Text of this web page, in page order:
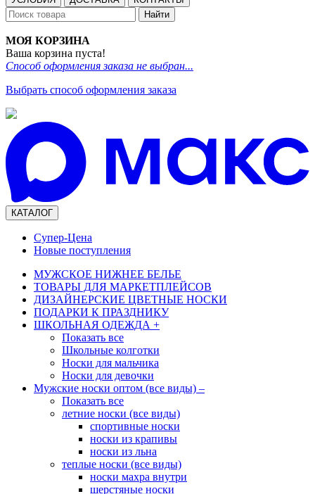
Найти
МОЯ КОРЗИНА
Ваша корзина пуста!
Способ оформления заказа не выбран...
Выбрать способ оформления заказа
КАТАЛОГ
Супер-Цена
Новые поступления
МУЖСКОЕ НИЖНЕЕ БЕЛЬЕ
ТОВАРЫ ДЛЯ МАРКЕТПЛЕЙСОВ
ДИЗАЙНЕРСКИЕ ЦВЕТНЫЕ НОСКИ
ПОДАРКИ К ПРАЗДНИКУ
ШКОЛЬНАЯ ОДЕЖДА +
Показать все
Школьные колготки
Носки для мальчика
Носки для девочки
Мужские носки оптом (все виды) –
Показать все
летние носки (все виды)
спортивные носки
носки из крапивы
носки из льна
теплые носки (все виды)
носки махра внутри
шерстяные носки